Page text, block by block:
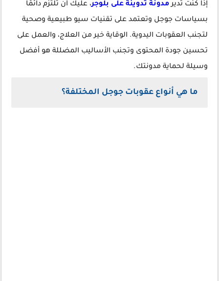
إذا كنت تديرمدونة تدوينة على بلوجر، عليك أن تلتزم دائمًا
بسياسات جوجل وتعتمد على تقنيات سيو طبيعية وصحية
لتجنب العقوبات اليدوية. الوقاية خير من العلاج، والعمل على
تحسين جودة المحتوى وتجنب الأساليب المضللة هو أفضل
وسيلة لحماية مدونتك.
ما هي أنواع عقوبات جوجل المختلفة؟